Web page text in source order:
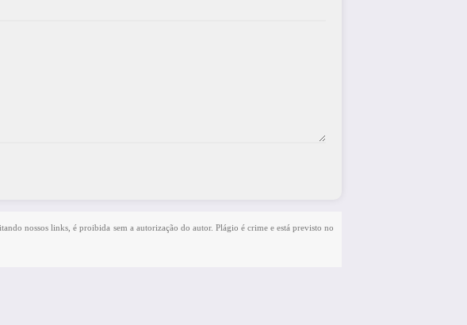
nossos links, é proibida sem a autorização do autor. Plágio é crime e está previsto no